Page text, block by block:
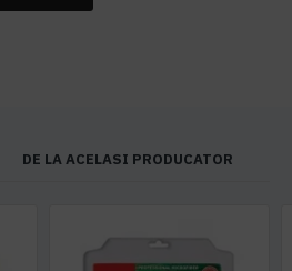
DE LA ACELASI PRODUCATOR